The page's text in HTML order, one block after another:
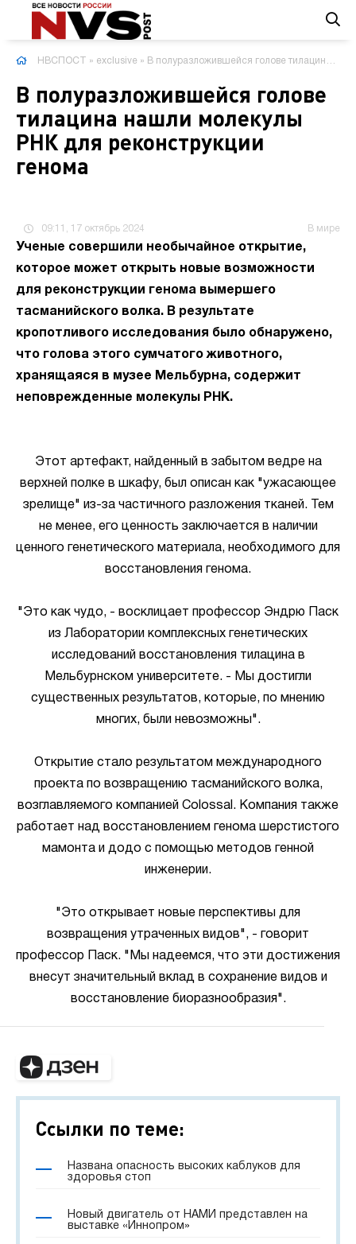
НВСПОСТ » exclusive » В полуразложившейся голове тилацина нашли молекулы РНК для реконструкции генома
В полуразложившейся голове
тилацина нашли молекулы
РНК для реконструкции
генома
09:11, 17 октябрь 2024 В мире
Ученые совершили необычайное открытие,
которое может открыть новые возможности
для реконструкции генома вымершего
тасманийского волка. В результате
кропотливого исследования было обнаружено,
что голова этого сумчатого животного,
хранящаяся в музее Мельбурна, содержит
неповрежденные молекулы РНК.
Этот артефакт, найденный в забытом ведре на
верхней полке в шкафу, был описан как "ужасающее
зрелище" из-за частичного разложения тканей. Тем
не менее, его ценность заключается в наличии
ценного генетического материала, необходимого для
восстановления генома.
"Это как чудо, - восклицает профессор Эндрю Паск
из Лаборатории комплексных генетических
исследований восстановления тилацина в
Мельбурнском университете. - Мы достигли
существенных результатов, которые, по мнению
многих, были невозможны".
Открытие стало результатом международного
проекта по возвращению тасманийского волка,
возглавляемого компанией Colossal. Компания также
работает над восстановлением генома шерстистого
мамонта и додо с помощью методов генной
инженерии.
"Это открывает новые перспективы для
возвращения утраченных видов", - говорит
профессор Паск. "Мы надеемся, что эти достижения
внесут значительный вклад в сохранение видов и
восстановление биоразнообразия".
Ссылки по теме:
Названа опасность высоких каблуков для
здоровья стоп
Новый двигатель от НАМИ представлен на
выставке «Иннопром»